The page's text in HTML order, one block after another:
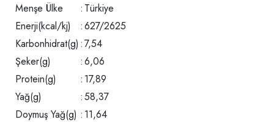
Menşe Ülke
: Türkiye
Enerji(kcal/kj)
:627/2625
Karbonhidrat(g) :7,54
Şeker(g)
:6,06
Protein(g)
: 17,89
Yağ(g)
:58,37
Doymuş Yağ(g) : 11,64